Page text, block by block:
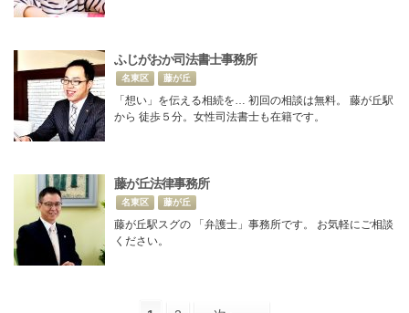
ふじがおか司法書士事務所
名東区 藤が丘
「想い」を伝える相続を… 初回の相談は無料。 藤が丘駅
から 徒歩５分。女性司法書士も在籍です。
藤が丘法律事務所
名東区 藤が丘
藤が丘駅スグの 「弁護士」事務所です。 お気軽にご相談
ください。